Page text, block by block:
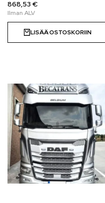
868,53 €
LISÄÄ OSTOSKORIIN